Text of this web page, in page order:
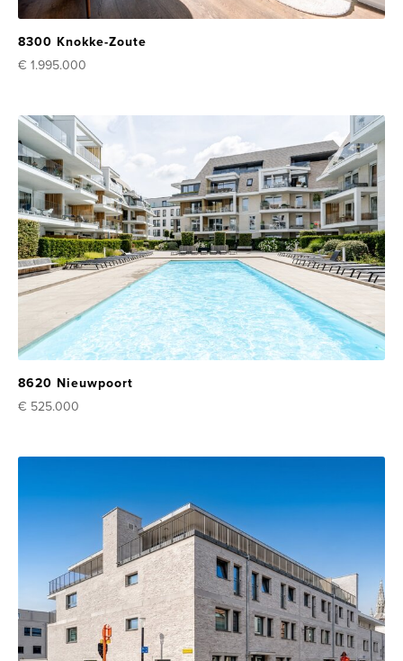
8300 Knokke-Zoute
€ 1.995.000
8620 Nieuwpoort
€ 525.000